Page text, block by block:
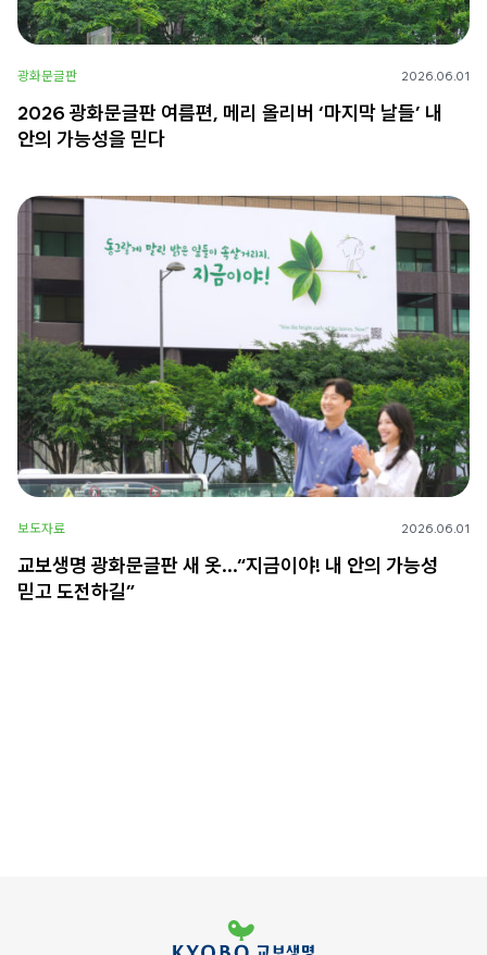
광화문글판 2026.06.01
2026 광화문글판 여름편, 메리 올리버 ‘마지막 날들’ 내
안의 가능성을 믿다
보도자료 2026.06.01
교보생명 광화문글판 새 옷…“지금이야! 내 안의 가능성
믿고 도전하길”